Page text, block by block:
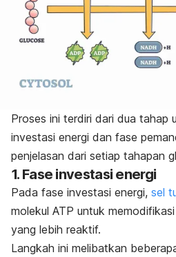
Proses ini terdiri dari dua tahap
investasi energi dan fase
penjelasan dari setiap tahapan
1. Fase investasi energi
Pada fase investasi energi, sel
molekul ATP untuk
yang lebih reaktif.
Langkah ini melibatkan